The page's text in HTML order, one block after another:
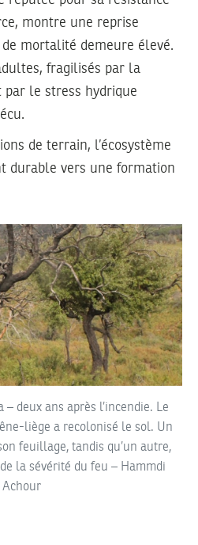
montre une reprise
mortalité demeure élevé.
fragilisés par la
par le stress hydrique
de terrain, l’écosystème
durable vers une formation
– deux ans après l’incendie. Le
liège a recolonisé le sol. Un
feuillage, tandis qu’un autre,
la sévérité du feu – Hammdi
Achour